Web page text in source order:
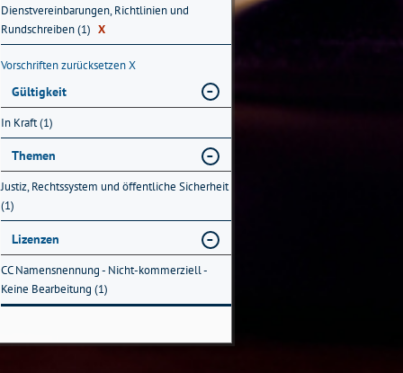
Dienstvereinbarungen, Richtlinien und
Rundschreiben (1) X
Vorschriften zurücksetzenX
Gültigkeit
In Kraft (1)
Themen
Justiz, Rechtssystem und öffentliche Sicherheit
(1)
Lizenzen
CC Namensnennung - Nicht-kommerziell -
Keine Bearbeitung (1)